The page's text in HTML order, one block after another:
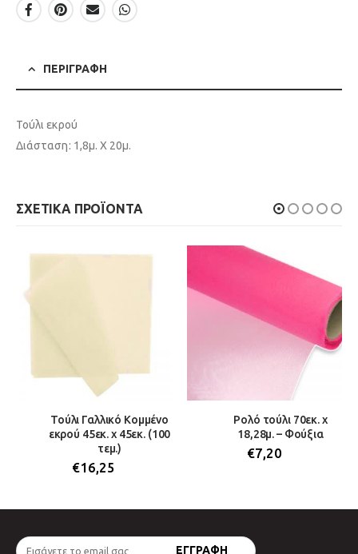
ΠΕΡΙΓΡΑΦΉ
Τούλι εκρού
Διάσταση: 1,8μ. Χ 20μ.
ΣΧΕΤΙΚΆ ΠΡΟΪΌΝΤΑ
Τούλι Γαλλικό Κομμένο
εκρού 45εκ. x 45εκ. (100
τεμ.)
€16,25
Ρολό τούλι 70εκ. x
18,28μ. – Φούξια
€7,20